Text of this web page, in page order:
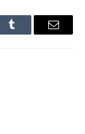
Tumblr Email